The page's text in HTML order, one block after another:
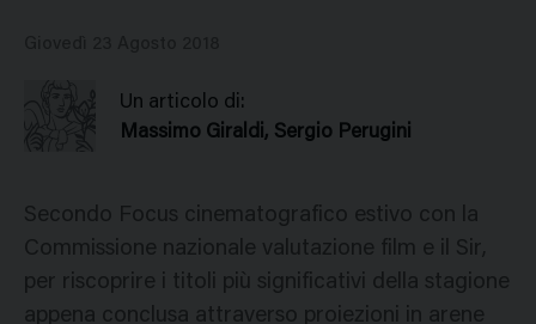
Un articolo di:
Massimo Giraldi, Sergio Perugini
Secondo Focus cinematografico estivo con la
Commissione nazionale valutazione film e il Sir,
per riscoprire i titoli più significativi della stagione
appena conclusa attraverso proiezioni in arene